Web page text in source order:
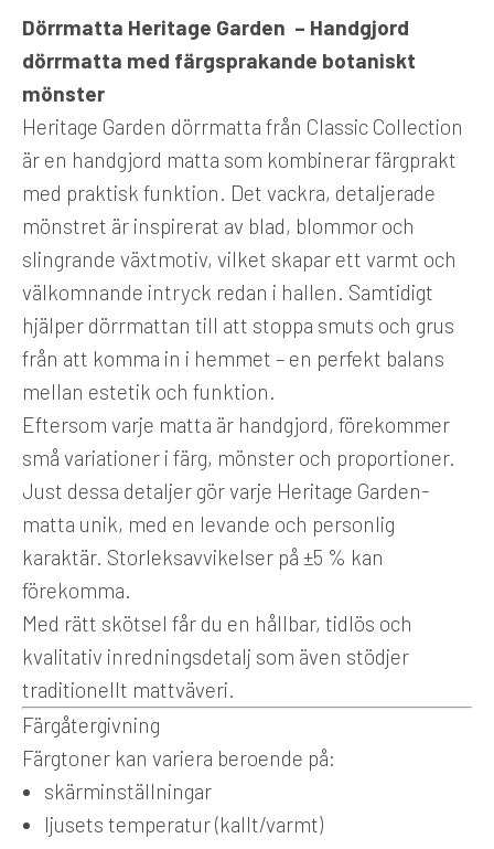
Dörrmatta Heritage Garden – Handgjord
dörrmatta med färgsprakande botaniskt
mönster
Heritage Garden dörrmatta från Classic Collection
är en handgjord matta som kombinerar färgprakt
med praktisk funktion. Det vackra, detaljerade
mönstret är inspirerat av blad, blommor och
slingrande växtmotiv, vilket skapar ett varmt och
välkomnande intryck redan i hallen. Samtidigt
hjälper dörrmattan till att stoppa smuts och grus
från att komma in i hemmet – en perfekt balans
mellan estetik och funktion.
Eftersom varje matta är handgjord, förekommer
små variationer i färg, mönster och proportioner.
Just dessa detaljer gör varje Heritage Garden-
matta unik, med en levande och personlig
karaktär. Storleksavvikelser på ±5 % kan
förekomma.
Med rätt skötsel får du en hållbar, tidlös och
kvalitativ inredningsdetalj som även stödjer
traditionellt mattväveri.
Färgåtergivning
Färgtoner kan variera beroende på:
skärminställningar
ljusets temperatur (kallt/varmt)